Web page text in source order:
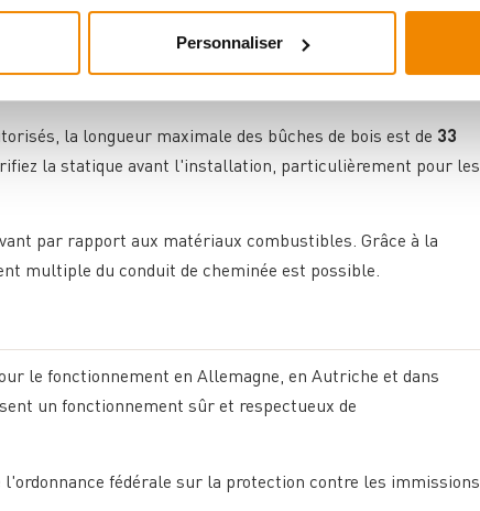
Personnaliser
ou vers le haut (Ø 150 mm), ce qui permet des
difficiles. L'alimentation en air de combustion externe
la longueur maximale des bûches de bois est de 33
la statique avant l'installation, particulièrement pour les
par rapport aux matériaux combustibles. Grâce à la
multiple du conduit de cheminée est possible.
le fonctionnement en Allemagne, en Autriche et dans
un fonctionnement sûr et respectueux de
l'ordonnance fédérale sur la protection contre les immissions